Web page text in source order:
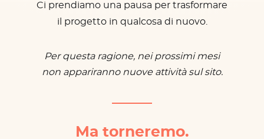
Ci prendiamo una pausa per trasformare
il progetto in qualcosa di nuovo.
Per questa ragione, nei prossimi mesi
non appariranno nuove attività sul sito.
Ma torneremo.